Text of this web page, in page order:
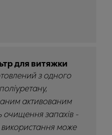
для витяжки
з одного
активованим
очищення запахів -
використання може